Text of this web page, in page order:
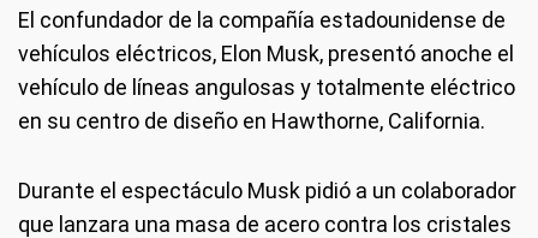
El confundador de la compañía estadounidense de
vehículos eléctricos, Elon Musk, presentó anoche el
vehículo de líneas angulosas y totalmente eléctrico
en su centro de diseño en Hawthorne, California.
Durante el espectáculo Musk pidió a un colaborador
que lanzara una masa de acero contra los cristales